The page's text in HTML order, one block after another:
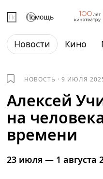
Помощь
Новости Кино
НОВОСТЬ ·9 ИЮЛЯ
Алексей
на
времени
23 июля — 1 августа